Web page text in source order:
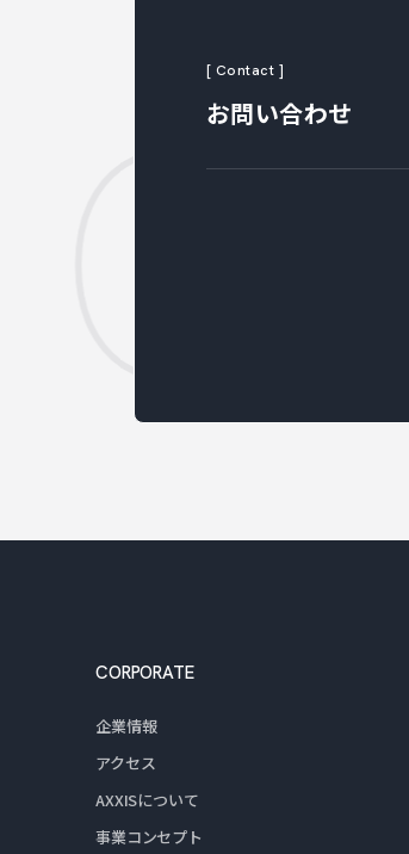
[ Contact ]
お問い合わせ
CORPORATE
企業情報
アクセス
AXXISについて
事業コンセプト